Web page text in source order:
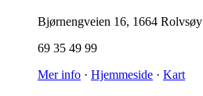
Bjørnengveien 16, 1664 Rolvsøy
69 35 49 99
Mer info · Hjemmeside · Kart